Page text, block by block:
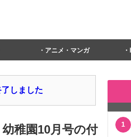
アニメ・マンガ
しました
稚園10月号の付
1